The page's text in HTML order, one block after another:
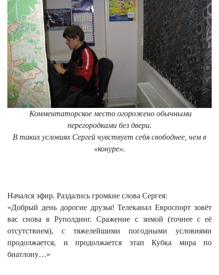
Комментаторское место огорожено обычными
перегородками без двери.
В таких условиях Сергей чувствует себя свободнее, чем в
«конуре».
Начался эфир. Раздались громкие слова Сергея:
«Добрый день дорогие друзья! Телеканал Евроспорт зовёт
вас снова в Руполдинг. Сражение с зимой (точнее с её
отсутствием), с тяжелейшими погодными условиями
продолжается, и продолжается этап Кубка мира по
биатлону…»